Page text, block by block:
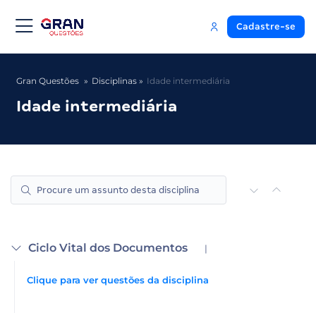
Cadastre-se
Gran Questões Disciplinas Idade intermediária
Idade intermediária
Ciclo Vital dos Documentos |
Clique para ver questões da disciplina